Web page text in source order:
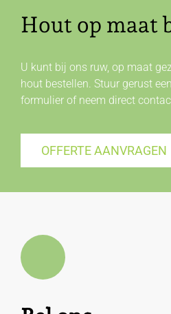
Hout op maat
U kunt bij ons ruw, op maat
hout bestellen. Stuur gerust
formulier of neem direct
OFFERTE AANVRAGEN